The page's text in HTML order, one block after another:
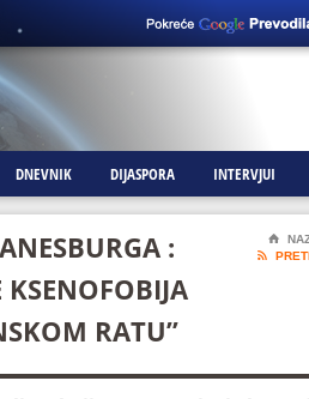
DNEVNIK DIJASPORA INTERVJUI
:
KSENOFOBIJA
RATU”
⌂
